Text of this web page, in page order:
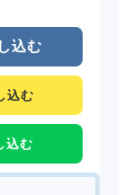
込む
込む
込む